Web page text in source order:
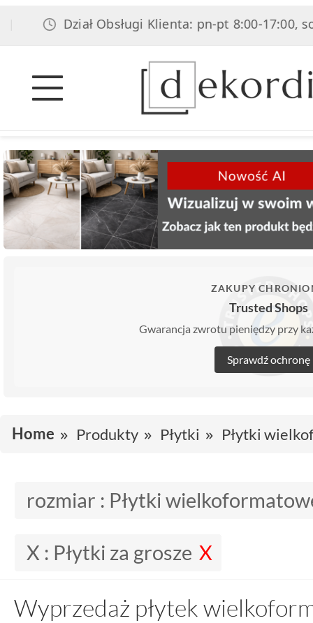
Dział Obsługi Klienta: pn-pt 8:00-17:00, sob 8:00-
ZAKUPY
Trusted Shops
Gwarancja zwrotu pieniędzy przy
Sprawdź ochronę
Home Produkty Płytki Płytki
rozmiar : Płytki
X : Płytki za grosze
Wyprzedaż płytek